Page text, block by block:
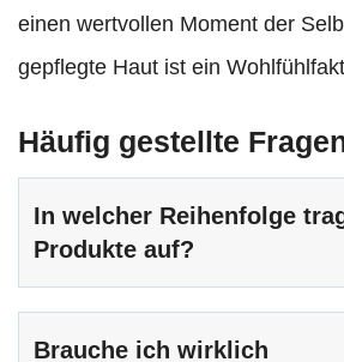
einen wertvollen Moment der
gepflegte Haut ist ein
Häufig gestellte
In welcher Reihenfolge
Produkte auf?
Brauche ich wirklich